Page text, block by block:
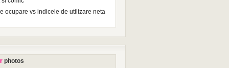
ocupare vs indicele de utilizare neta
r photos